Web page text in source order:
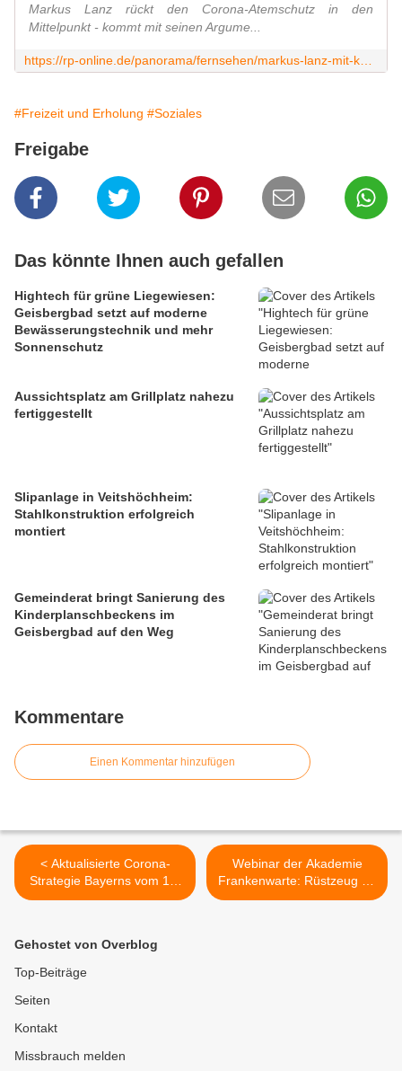
Markus Lanz rückt den Corona-Atemschutz in den
Mittelpunkt - kommt mit seinen Argume...
#Freizeit und Erholung #Soziales
Freigabe
Das könnte Ihnen auch gefallen
Hightech für grüne Liegewiesen:
Geisbergbad setzt auf moderne
Bewässerungstechnik und mehr
Sonnenschutz
Aussichtsplatz am Grillplatz nahezu
fertiggestellt
Slipanlage in Veitshöchheim:
Stahlkonstruktion erfolgreich
montiert
Gemeinderat bringt Sanierung des
Kinderplanschbeckens im
Geisbergbad auf den Weg
Kommentare
Einen Kommentar hinzufügen
< Aktualisierte Corona-
Strategie Bayerns vom 16.
April 2020
Webinar der Akademie
Frankenwarte: Rüstzeug für
neue und wiedergewählte
Gehostet von Overblog
Top-Beiträge
Seiten
Kontakt
Missbrauch melden